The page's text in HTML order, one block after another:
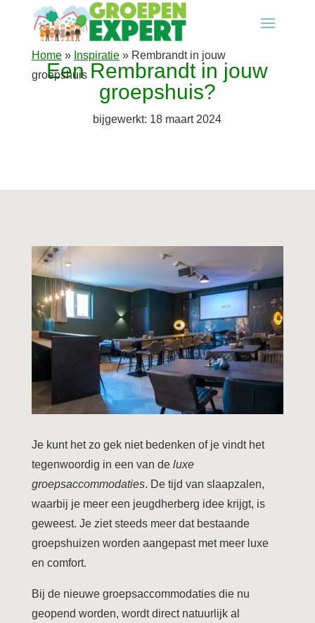
Home» Inspiratie» Rembrandt in jouw
groepshuis
Een Rembrandt in jouw
groepshuis?
bijgewerkt: 18 maart 2024
Je kunt het zo gek niet bedenken of je vindt het
tegenwoordig in een van de luxe
groepsaccommodaties. De tijd van slaapzalen,
waarbij je meer een jeugdherberg idee krijgt, is
geweest. Je ziet steeds meer dat bestaande
groepshuizen worden aangepast met meer luxe
en comfort.
Bij de nieuwe groepsaccommodaties die nu
geopend worden, wordt direct natuurlijk al